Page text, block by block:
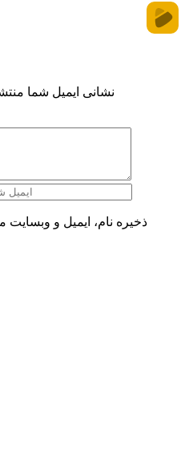
نشانی ایمیل شما
ذخیره نام، ایمیل و